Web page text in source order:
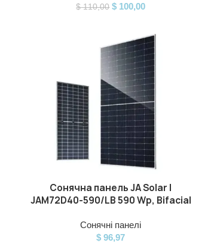
$110,00 $ 100,00
ДОДАТИ В КОШИК
Сонячна панель JA Solar |
JAM72D40-590/LB 590 Wp, Bifacial
Сонячні панелі
$ 96,97